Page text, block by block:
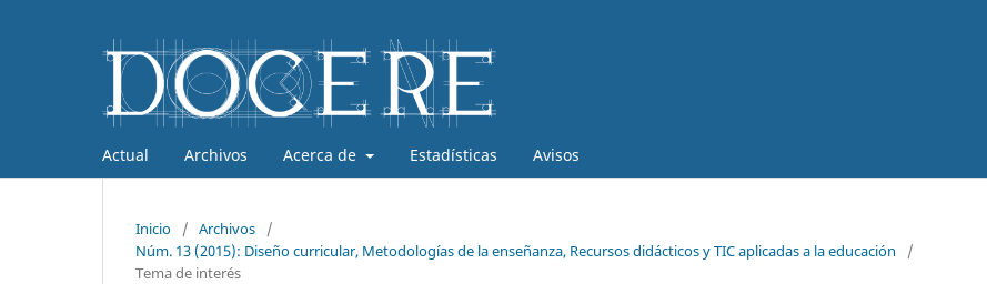
Actual Archivos Acerca de Estadísticas Avisos
Inicio / Archivos
/
Núm. 13 (2015): Diseño curricular, Metodologías de la enseñanza, Recursos didácticos y TIC aplicadas a la educación
/
Tema de interés